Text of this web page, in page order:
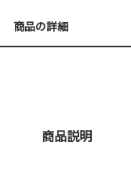
商品の詳細
商品説明